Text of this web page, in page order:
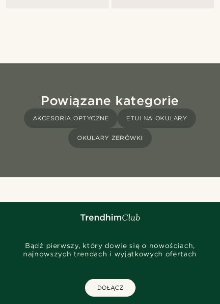
Powiązane kategorie
AKCESORIA OPTYCZNE ETUI NA OKULARY
OKULARY ZERÓWKI
Bądź pierwszy, który dowie się o nowościach,
najnowszych trendach i wyjątkowych ofertach
DOŁĄCZ